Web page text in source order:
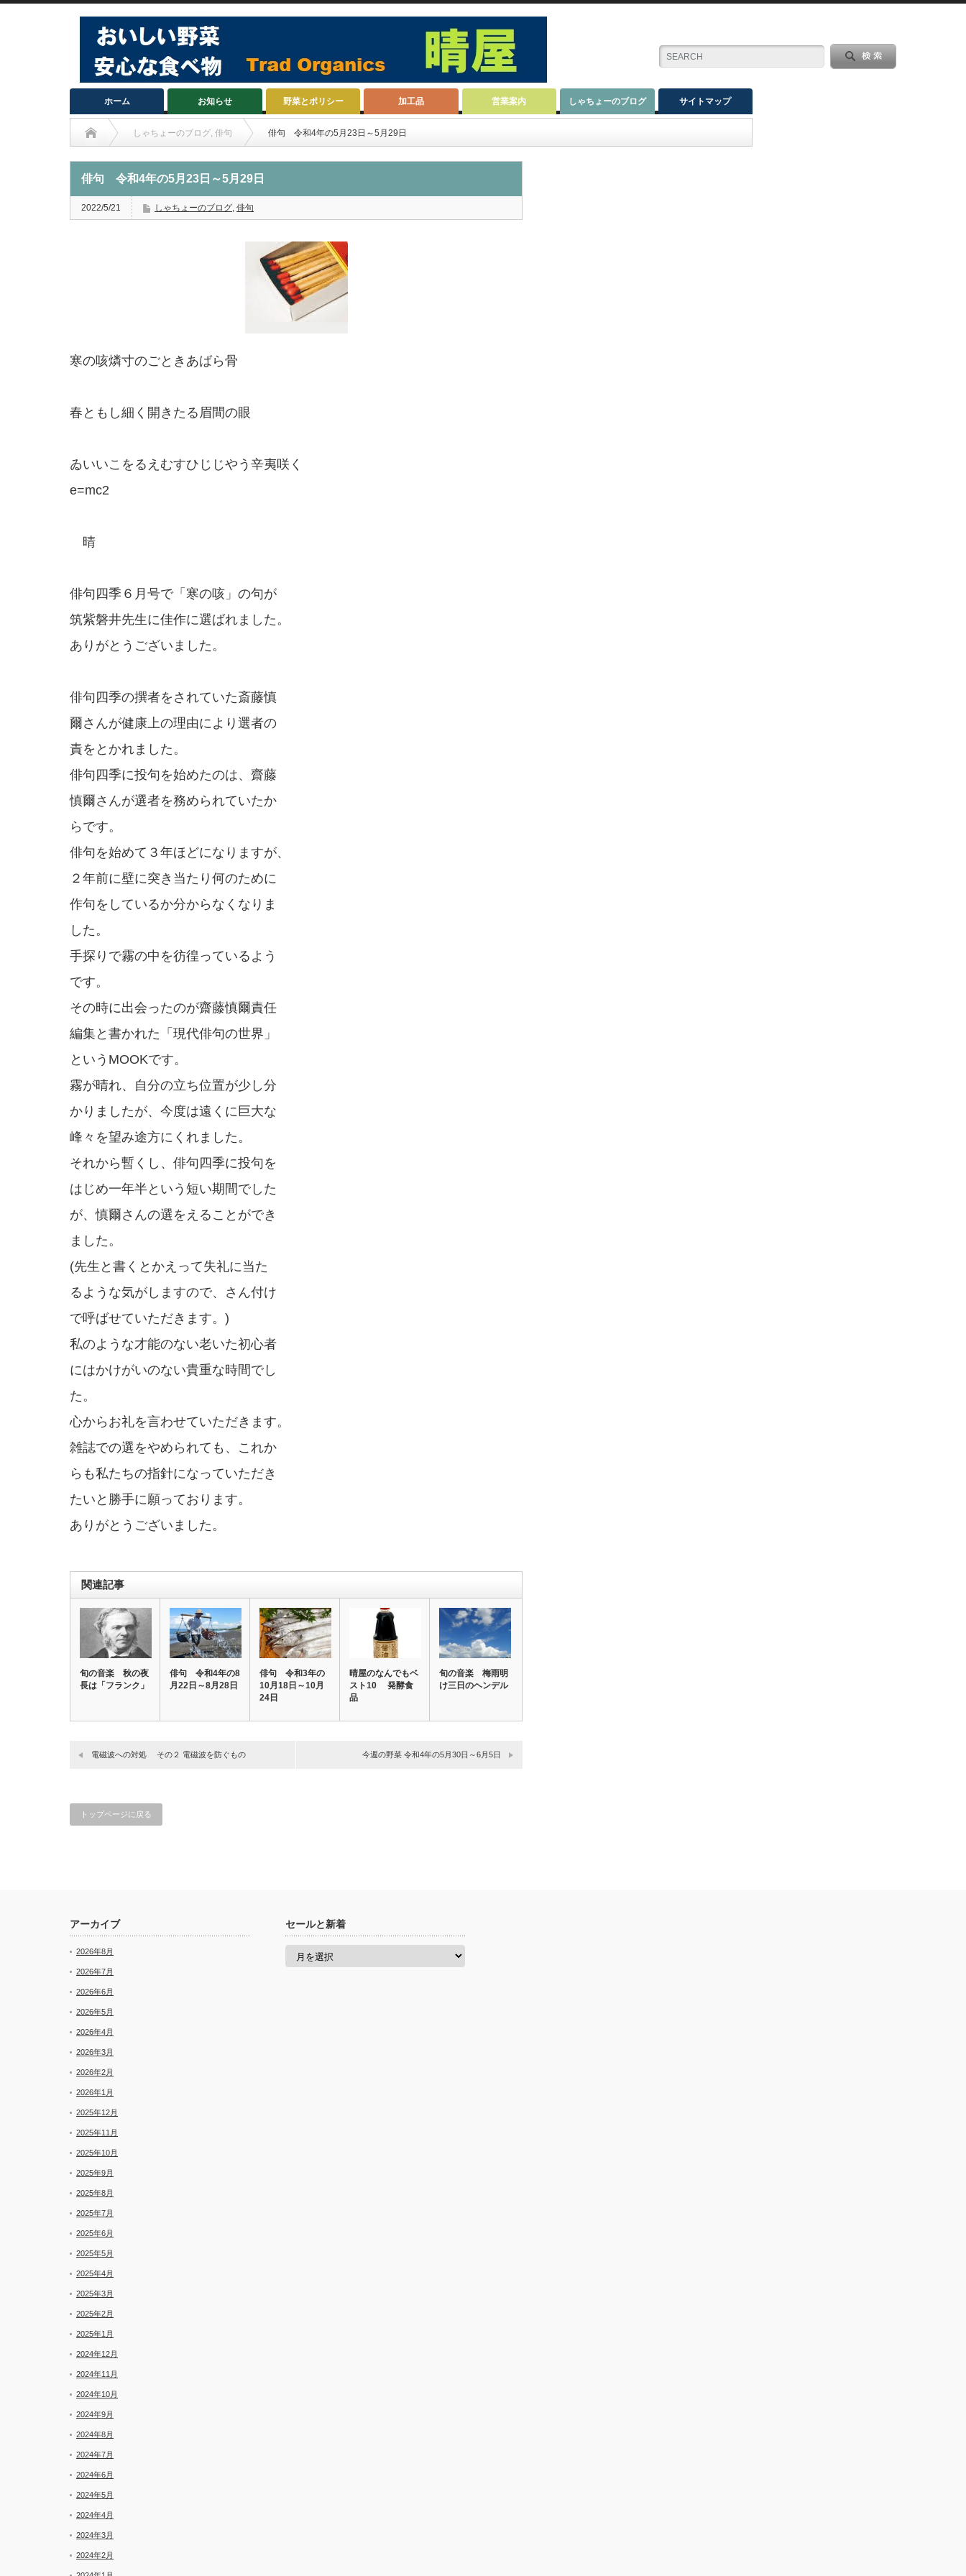
ホーム お知らせ 野菜とポリシー 加工品 営業案内 しゃちょーのブログ サイトマップ
しゃちょーのブログ, 俳句 俳句 令和4年の5月23日～5月29日
俳句 令和4年の5月23日～5月29日
2022/5/21 しゃちょーのブログ, 俳句
寒の咳燐寸のごときあばら骨
春ともし細く開きたる眉間の眼
ゐいいこをるえむすひじじやう辛夷咲く
e=mc2
晴
俳句四季６月号で「寒の咳」の句が
筑紫磐井先生に佳作に選ばれました。
ありがとうございました。
俳句四季の撰者をされていた斎藤慎
爾さんが健康上の理由により選者の
責をとかれました。
俳句四季に投句を始めたのは、齋藤
慎爾さんが選者を務められていたか
らです。
俳句を始めて３年ほどになりますが、
２年前に壁に突き当たり何のために
作句をしているか分からなくなりま
した。
手探りで霧の中を彷徨っているよう
です。
その時に出会ったのが齋藤慎爾責任
編集と書かれた「現代俳句の世界」
というMOOKです。
霧が晴れ、自分の立ち位置が少し分
かりましたが、今度は遠くに巨大な
峰々を望み途方にくれました。
それから暫くし、俳句四季に投句を
はじめ一年半という短い期間でした
が、慎爾さんの選をえることができ
ました。
(先生と書くとかえって失礼に当た
るような気がしますので、さん付け
で呼ばせていただきます。)
私のような才能のない老いた初心者
にはかけがいのない貴重な時間でし
た。
心からお礼を言わせていただきます。
雑誌での選をやめられても、これか
らも私たちの指針になっていただき
たいと勝手に願っております。
ありがとうございました。
関連記事
旬の音楽 秋の夜
長は「フランク」
俳句 令和4年の8
月22日～8月28日
俳句 令和3年の
10月18日～10月
24日
晴屋のなんでもベ
スト10 発酵食
品
旬の音楽 梅雨明
け三日のヘンデル
電磁波への対処 その２ 電磁波を防ぐもの 今週の野菜 令和4年の5月30日～6月5日
トップページに戻る
アーカイブ
2026年8月
2026年7月
2026年6月
2026年5月
2026年4月
2026年3月
2026年2月
2026年1月
2025年12月
2025年11月
2025年10月
2025年9月
2025年8月
2025年7月
2025年6月
2025年5月
2025年4月
2025年3月
2025年2月
2025年1月
2024年12月
2024年11月
2024年10月
2024年9月
2024年8月
2024年7月
2024年6月
2024年5月
2024年4月
2024年3月
2024年2月
セールと新着
セ